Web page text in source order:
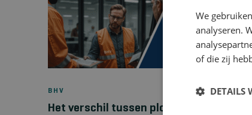
BHV
Het verschil tussen ploegleider bhv,
We
analyseren.
of die zij
DETAILS